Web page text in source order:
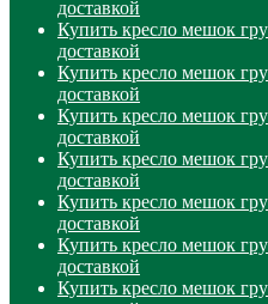
доставкой
Купить кресло мешок
доставкой
Купить кресло мешок
доставкой
Купить кресло мешок
доставкой
Купить кресло мешок
доставкой
Купить кресло мешок
доставкой
Купить кресло мешок
доставкой
Купить кресло мешок